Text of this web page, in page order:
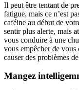
Il peut être tentant de
fatigue, mais ce n’est
caféine au début de
sentir plus alerte, mais
vous conduire à une
vous empêcher de
causer des problèmes
Mangez